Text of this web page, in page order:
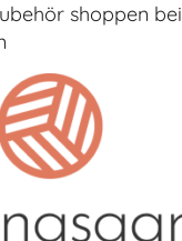
shoppen bei